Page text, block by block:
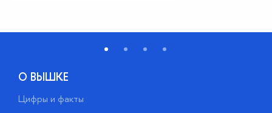
О ВЫШКЕ
Цифры и факты